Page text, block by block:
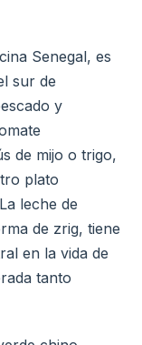
Senegal, es
sur de
y
de mijo o trigo,
plato
leche de
de zrig, tiene
en la vida de
tanto